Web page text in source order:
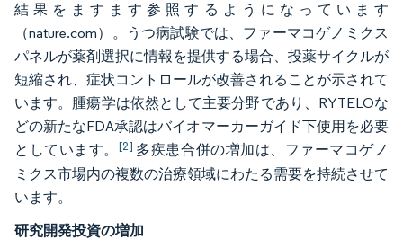
結果をますます参照するようになっています
（nature.com）。うつ病試験では、ファーマコゲノミクス
パネルが薬剤選択に情報を提供する場合、投薬サイクルが
短縮され、症状コントロールが改善されることが示されて
います。腫瘍学は依然として主要分野であり、RYTELOな
どの新たなFDA承認はバイオマーカーガイド下使用を必要
としています。 [2] 多疾患合併の増加は、ファーマコゲノ
ミクス市場内の複数の治療領域にわたる需要を持続させて
います。
研究開発投資の増加